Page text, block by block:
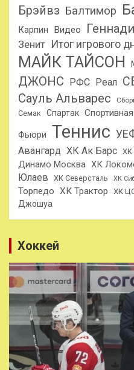
Брэйвз Балтимор
Карпин
Видео
Зенит Итог игрового
МАЙК ТАЙСОН
ДЖОНС РФС Реал
Сауль Альварес
Семак
Спартак
Фьюри Теннис
Авангард ХК Ак Барс ХК
Динамо Москва ХК
Юлаев
ХК Северсталь ХК
Торпедо ХК Трактор ХК
Джошуа
Хоккей